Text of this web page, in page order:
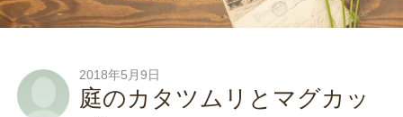
2018年5月9日
庭のカタツムリとマグカッ